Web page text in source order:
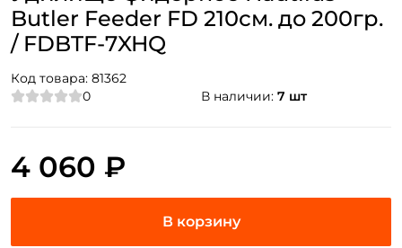
Butler Feeder FD 210см. до 200гр.
/ FDBTF-7XHQ
Код товара: 81362
0
В наличии: 7 шт
4 060 ₽